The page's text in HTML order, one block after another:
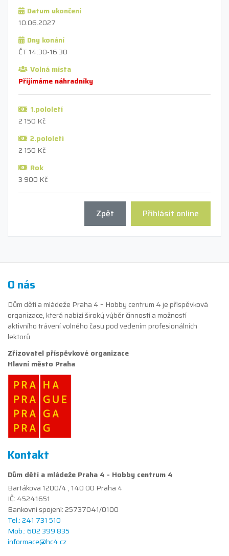
Datum ukončení
10.06.2027
Dny konání
ČT 14:30-16:30
Volná místa
Přijímáme náhradníky
1.pololetí
2 150 Kč
2.pololetí
2 150 Kč
Rok
3 900 Kč
Přihlásit online
Zpět
O nás
Dům dětí a mládeže Praha 4 – Hobby centrum 4 je příspěvková
organizace, která nabízí široký výběr činností a možností
aktivního trávení volného času pod vedením profesionálních
lektorů.
Zřizovatel příspěvkové organizace
Hlavní město Praha
Kontakt
Dům dětí a mládeže Praha 4 - Hobby centrum 4
Bartákova 1200/4 , 140 00 Praha 4
IČ: 45241651
Bankovní spojení: 25737041/0100
Tel.: 241 731 510
Mob.: 602 399 835
informace@hc4.cz